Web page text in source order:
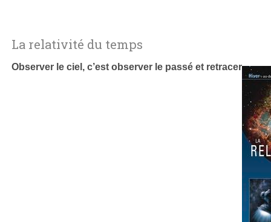
La relativité du temps
Observer le ciel, c’est observer le passé et retracer